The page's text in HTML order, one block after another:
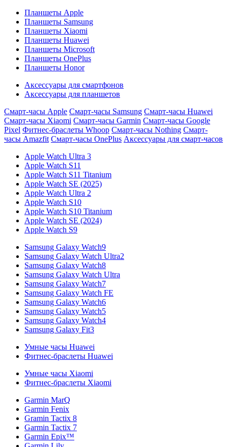
Планшеты Apple
Планшеты Samsung
Планшеты Xiaomi
Планшеты Huawei
Планшеты Microsoft
Планшеты OnePlus
Планшеты Honor
Аксессуары для смартфонов
Аксессуары для планшетов
Смарт-часы Apple Смарт-часы Samsung Смарт-часы Huawei
Смарт-часы Xiaomi Смарт-часы Garmin Смарт-часы Google
Pixel Фитнес-браслеты Whoop Смарт-часы Nothing Смарт-
часы Amazfit Смарт-часы OnePlus Аксессуары для смарт-часов
Apple Watch Ultra 3
Apple Watch S11
Apple Watch S11 Titanium
Apple Watch SE (2025)
Apple Watch Ultra 2
Apple Watch S10
Apple Watch S10 Titanium
Apple Watch SE (2024)
Apple Watch S9
Samsung Galaxy Watch9
Samsung Galaxy Watch Ultra2
Samsung Galaxy Watch8
Samsung Galaxy Watch Ultra
Samsung Galaxy Watch7
Samsung Galaxy Watch FE
Samsung Galaxy Watch6
Samsung Galaxy Watch5
Samsung Galaxy Watch4
Samsung Galaxy Fit3
Умные часы Huawei
Фитнес-браслеты Huawei
Умные часы Xiaomi
Фитнес-браслеты Xiaomi
Garmin MarQ
Garmin Fenix
Gramin Tactix 8
Garmin Tactix 7
Garmin Epix™